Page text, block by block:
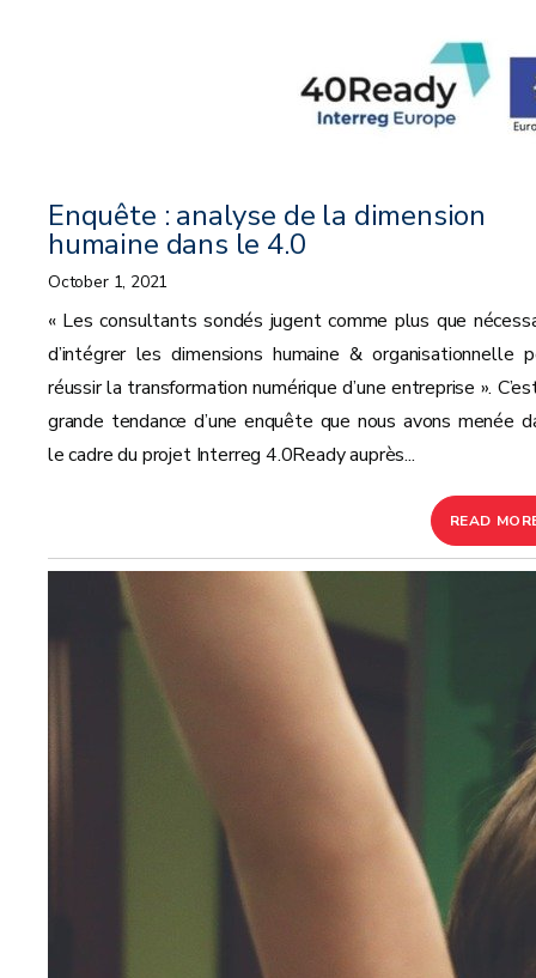
Enquête : analyse de la dimension
humaine dans le 4.0
October 1, 2021
« Les consultants sondés jugent comme plus que
d’intégrer les dimensions humaine & organisationnelle
réussir la transformation numérique d’une entreprise ».
grande tendance d’une enquête que nous avons menée
le cadre du projet Interreg 4.0Ready auprès...
READ